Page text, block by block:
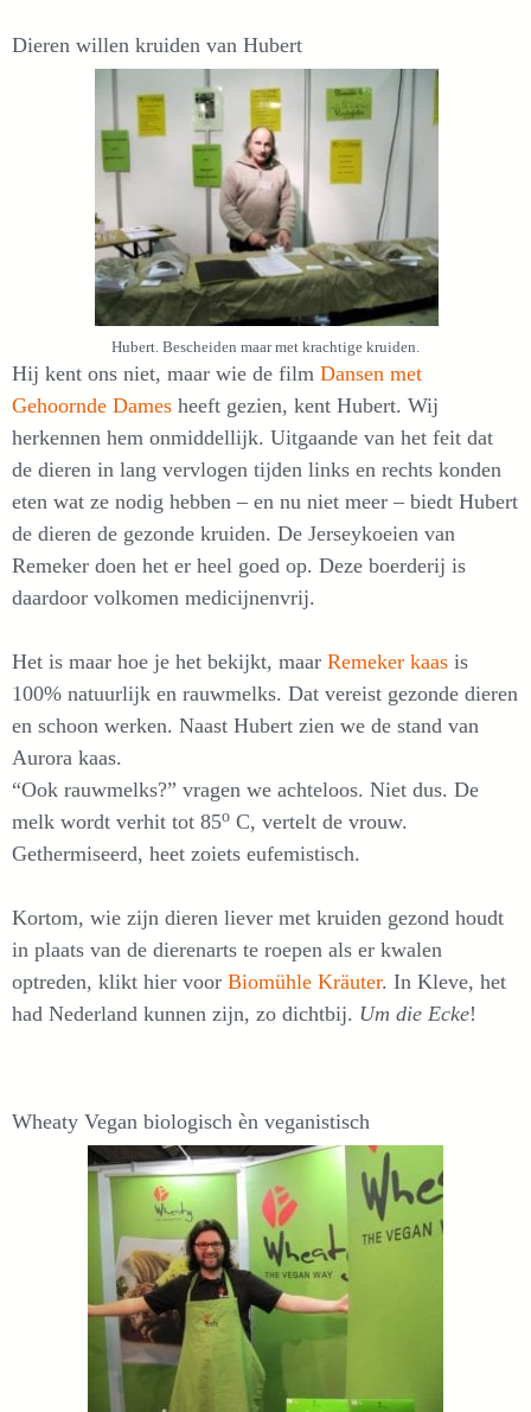
Dieren willen kruiden van Hubert
Hubert. Bescheiden maar met krachtige kruiden.
Hij kent ons niet, maar wie de film Dansen met
Gehoornde Dames heeft gezien, kent Hubert. Wij
herkennen hem onmiddellijk. Uitgaande van het feit dat
de dieren in lang vervlogen tijden links en rechts konden
eten wat ze nodig hebben – en nu niet meer – biedt Hubert
de dieren de gezonde kruiden. De Jerseykoeien van
Remeker doen het er heel goed op. Deze boerderij is
daardoor volkomen medicijnenvrij.
Het is maar hoe je het bekijkt, maar Remeker kaas is
100% natuurlijk en rauwmelks. Dat vereist gezonde dieren
en schoon werken. Naast Hubert zien we de stand van
Aurora kaas.
“Ook rauwmelks?” vragen we achteloos. Niet dus. De
melk wordt verhit tot 85o C, vertelt de vrouw.
Gethermiseerd, heet zoiets eufemistisch.
Kortom, wie zijn dieren liever met kruiden gezond houdt
in plaats van de dierenarts te roepen als er kwalen
optreden, klikt hier voor Biomühle Kräuter. In Kleve, het
had Nederland kunnen zijn, zo dichtbij. Um die Ecke!
Wheaty Vegan biologisch èn veganistisch